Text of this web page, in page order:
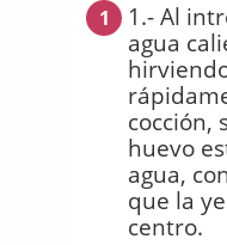
1
1.- Al
agua
cocción,
huevo
agua,
que la
centro.